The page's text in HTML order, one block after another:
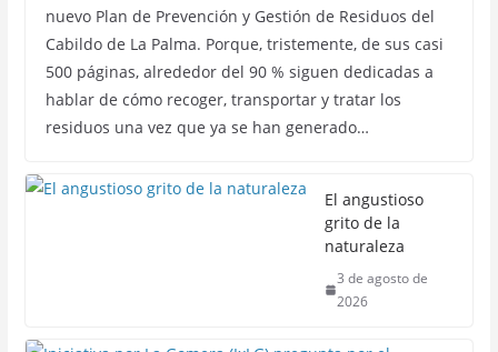
nuevo Plan de Prevención y Gestión de Residuos del
Cabildo de La Palma. Porque, tristemente, de sus casi
500 páginas, alrededor del 90 % siguen dedicadas a
hablar de cómo recoger, transportar y tratar los
residuos una vez que ya se han generado…
El angustioso
grito de la
naturaleza
3 de agosto de
2026